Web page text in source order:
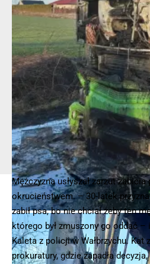
Mężczyzna usłyszał zarzut
okrucieństwem. – 30-latek
zabił psa, bo nie chciał żeby ten
którego był zmuszony go oddać
Kaleta z policji w Wałbrzychu. Kat
prokuratury, gdzie zapadła